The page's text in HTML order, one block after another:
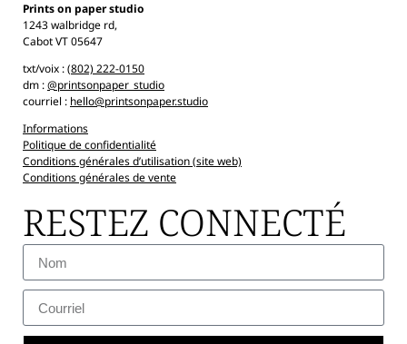
Prints on paper studio
1243 walbridge rd,
Cabot VT 05647
txt/voix :(802) 222-0150
dm :@printsonpaper_studio
courriel : hello@printsonpaper.studio
Informations
Politique de confidentialité
Conditions générales d’utilisation (site web)
Conditions générales de vente
RESTEZ CONNECTÉ